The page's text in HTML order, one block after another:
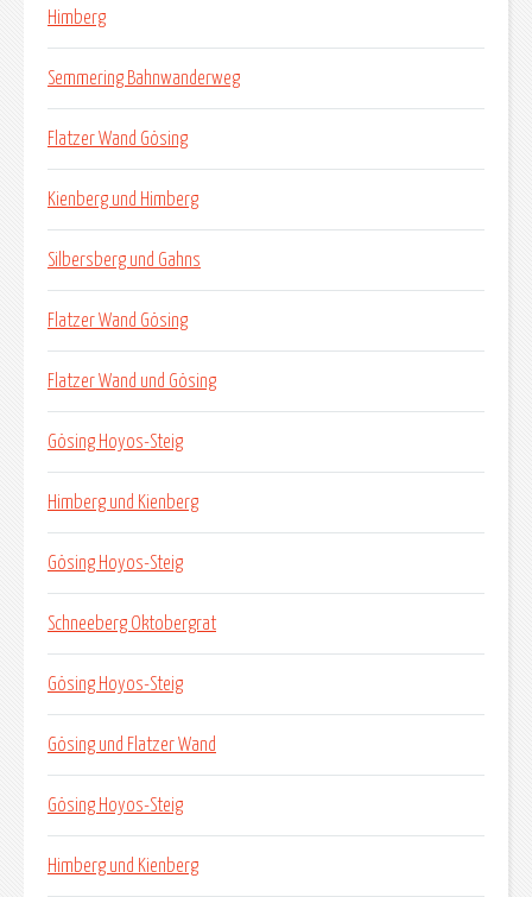
Himberg
Semmering Bahnwanderweg
Flatzer Wand Gösing
Kienberg und Himberg
Silbersberg und Gahns
Flatzer Wand Gösing
Flatzer Wand und Gösing
Gösing Hoyos-Steig
Himberg und Kienberg
Gösing Hoyos-Steig
Schneeberg Oktobergrat
Gösing Hoyos-Steig
Gösing und Flatzer Wand
Gösing Hoyos-Steig
Himberg und Kienberg